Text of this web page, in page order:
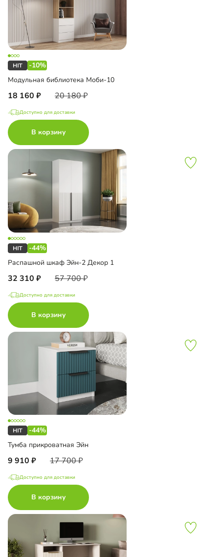
-10%
Модульная библиотека Моби-10
18 160 20 180
Доступно для доставки
В корзину
-44%
Распашной шкаф Эйн-2 Декор 1
32 310 57 700
Доступно для доставки
В корзину
-44%
Тумба прикроватная Эйн
9 910 17 700
Доступно для доставки
В корзину